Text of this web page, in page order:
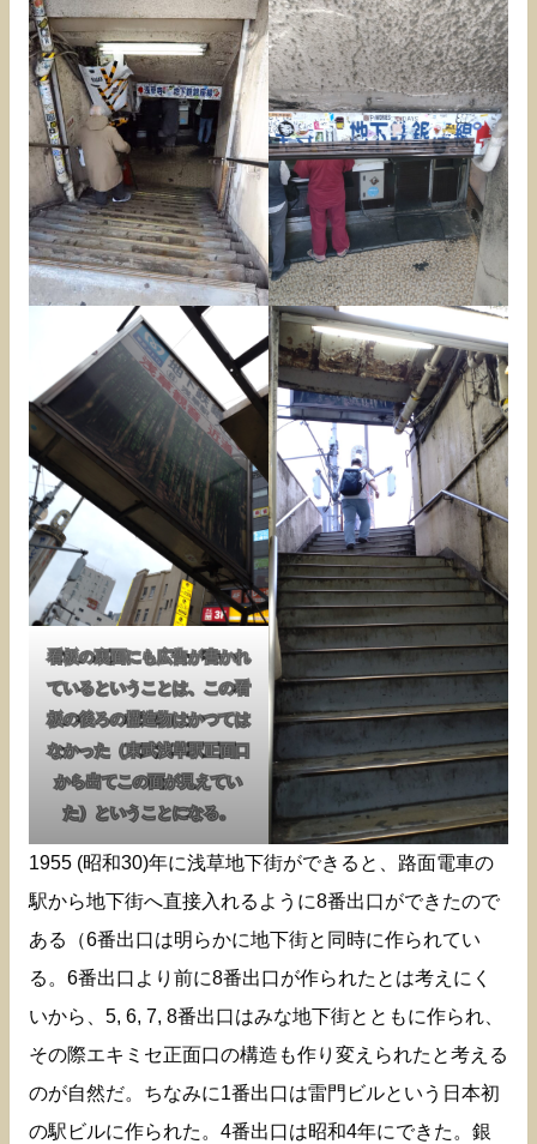
看板の裏面にも広告が書かれ
ているということは、この看
板の後ろの構造物はかつては
なかった（東武浅草駅正面口
から出てこの面が見えてい
た）ということになる。
1955 (昭和30)年に浅草地下街ができると、路面電車の
駅から地下街へ直接入れるように8番出口ができたので
ある（6番出口は明らかに地下街と同時に作られてい
る。6番出口より前に8番出口が作られたとは考えにく
いから、5, 6, 7, 8番出口はみな地下街とともに作られ、
その際エキミセ正面口の構造も作り変えられたと考える
のが自然だ。ちなみに1番出口は雷門ビルという日本初
の駅ビルに作られた。4番出口は昭和4年にできた。銀